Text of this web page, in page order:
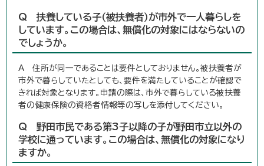
Q 扶養している子（被扶養者）が市外で一人暮らしを
しています。この場合は、無償化の対象にはならないの
でしょうか。
A 住所が同一であることは要件としておりません。被扶養者が
市外で暮らしていたとしても、要件を満たしていることが確認で
きれば対象となります。申請の際は、市外で暮らしている被扶養
者の健康保険の資格者情報等の写しを添付してください。
Q 野田市民である第3子以降の子が野田市立以外の
学校に通っています。この場合は、無償化の対象になり
ますか。